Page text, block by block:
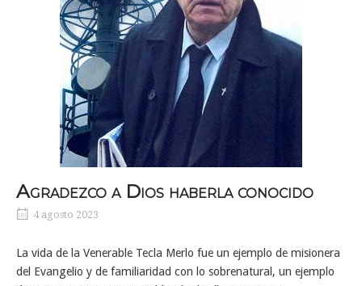
Agradezco a Dios haberla conocido
4 agosto 2023
La vida de la Venerable Tecla Merlo fue un ejemplo de misionera
del Evangelio y de familiaridad con lo sobrenatural, un ejemplo